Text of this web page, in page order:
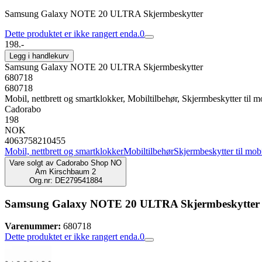
Samsung Galaxy NOTE 20 ULTRA Skjermbeskytter
Dette produktet er ikke rangert enda.0
198.-
Legg i handlekurv
Samsung Galaxy NOTE 20 ULTRA Skjermbeskytter
680718
680718
Mobil, nettbrett og smartklokker, Mobiltilbehør, Skjermbeskytter til
Cadorabo
198
NOK
4063758210455
Mobil, nettbrett og smartklokkerMobiltilbehørSkjermbeskytter til
Vare solgt av Cadorabo Shop NO
Am Kirschbaum 2
Org.nr: DE279541884
Samsung Galaxy NOTE 20 ULTRA Skjermbeskytter
Varenummer: 680718
Dette produktet er ikke rangert enda.0